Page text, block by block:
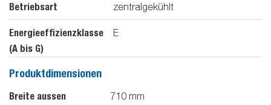
Betriebsart zentralgekühlt
Energieeffizienzklasse
(A bis G)
E
Produktdimensionen
Breite aussen 710 mm